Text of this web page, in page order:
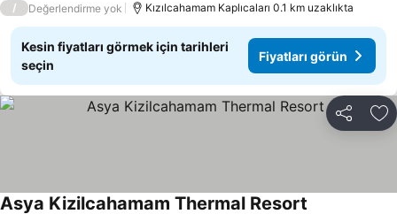
/ Değerlendirme yok Kızılcahamam Kaplıcaları 0.1 km uzaklıkta
Kesin fiyatları görmek için tarihleri
seçin
Fiyatları görün
Paylaş
Asya Kizilcahamam Thermal Resort